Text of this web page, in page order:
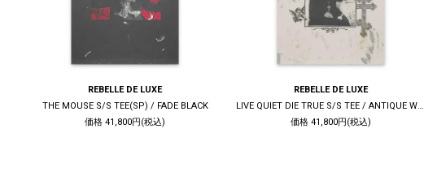
REBELLE DE LUXE
THE MOUSE S/S TEE(SP) / FADE BLACK
価格 41,800円(税込)
REBELLE DE LUXE
LIVE QUIET DIE TRUE S/S TEE / ANTIQUE WHITE
価格 41,800円(税込)